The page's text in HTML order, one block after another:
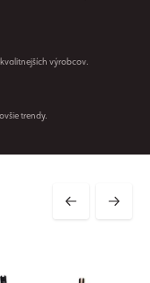
výrobcov.
trendy.